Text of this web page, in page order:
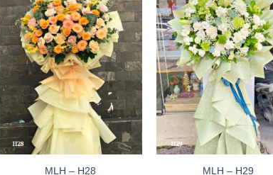
MLH – H28
MLH – H29